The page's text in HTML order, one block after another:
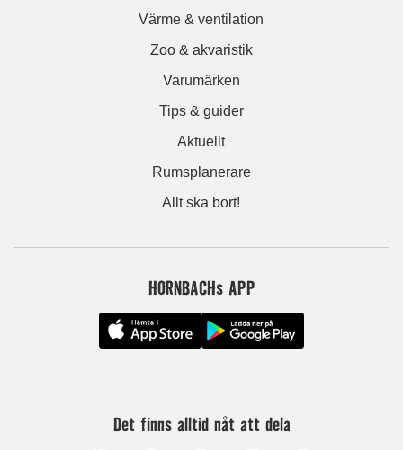
Värme & ventilation
Zoo & akvaristik
Varumärken
Tips & guider
Aktuellt
Rumsplanerare
Allt ska bort!
HORNBACHs APP
Det finns alltid nåt att dela